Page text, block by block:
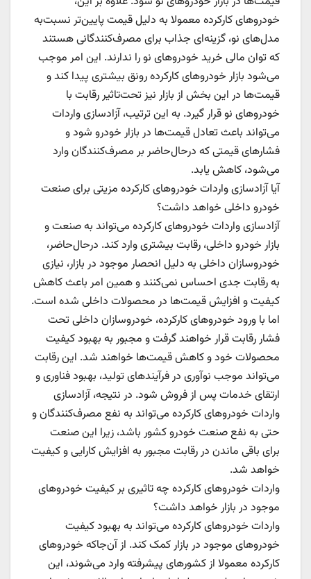
خودروهای کارکرده معمولا به دلیل قیمت پایین‌تر نسبت‌به
مدل‌های نو، گزینه‌ای جذاب برای مصرف‌کنندگانی هستند
که توان مالی خرید خودروهای نو را ندارند. این امر موجب
می‌شود بازار خودروهای کارکرده رونق بیشتری پیدا کند و
قیمت‌ها در این بخش از بازار نیز تحت‌تاثیر رقابت با
خودروهای نو قرار گیرد. به این ترتیب، آزادسازی واردات
می‌تواند باعث تعادل قیمت‌ها در بازار خودرو شود و
فشارهای قیمتی که درحال‌حاضر بر مصرف‌کنندگان وارد
می‌شود، کاهش یابد.
آیا آزادسازی واردات خودروهای کارکرده مزیتی برای صنعت
خودرو داخلی خواهد داشت؟
آزادسازی واردات خودروهای کارکرده می‌تواند به صنعت و
بازار خودرو داخلی، رقابت بیشتری وارد کند. درحال‌حاضر،
خودروسازان داخلی به دلیل انحصار موجود در بازار، نیازی
به رقابت جدی احساس نمی‌کنند و همین امر باعث کاهش
کیفیت و افزایش قیمت‌ها در محصولات داخلی شده است.
اما با ورود خودروهای کارکرده، خودروسازان داخلی تحت
فشار رقابت قرار خواهند گرفت و مجبور به بهبود کیفیت
محصولات خود و کاهش قیمت‌ها خواهند شد. این رقابت
می‌تواند موجب نوآوری در فرآیندهای تولید، بهبود فناوری و
ارتقای خدمات پس از فروش شود. در نتیجه، آزادسازی
واردات خودروهای کارکرده می‌تواند به نفع مصرف‌کنندگان و
حتی به نفع صنعت خودرو کشور باشد، زیرا این صنعت
برای باقی ماندن در رقابت مجبور به افزایش کارایی و کیفیت
خواهد شد.
واردات خودروهای کارکرده چه تاثیری بر کیفیت خودروهای
موجود در بازار خواهد داشت؟
واردات خودروهای کارکرده می‌تواند به بهبود کیفیت
خودروهای موجود در بازار کمک کند. از آن‌جاکه خودروهای
کارکرده معمولا از کشورهای پیشرفته وارد می‌شوند، این